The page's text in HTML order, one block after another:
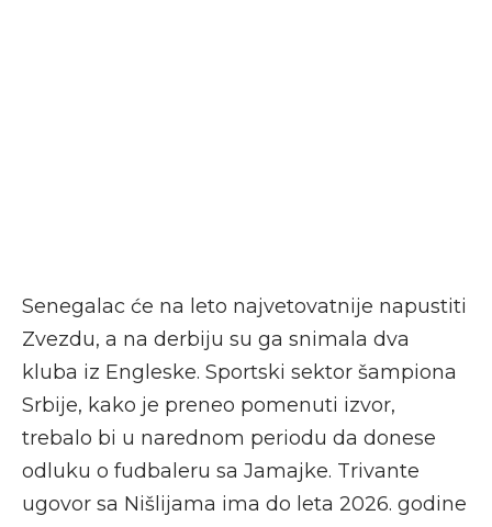
Senegalac će na leto najvetovatnije napustiti
Zvezdu, a na derbiju su ga snimala dva
kluba iz Engleske. Sportski sektor šampiona
Srbije, kako je preneo pomenuti izvor,
trebalo bi u narednom periodu da donese
odluku o fudbaleru sa Jamajke. Trivante
ugovor sa Nišlijama ima do leta 2026. godine